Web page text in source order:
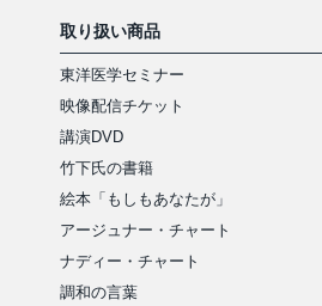
取り扱い商品
東洋医学セミナー
映像配信チケット
講演DVD
竹下氏の書籍
絵本「もしもあなたが」
アージュナー・チャート
ナディー・チャート
調和の言葉